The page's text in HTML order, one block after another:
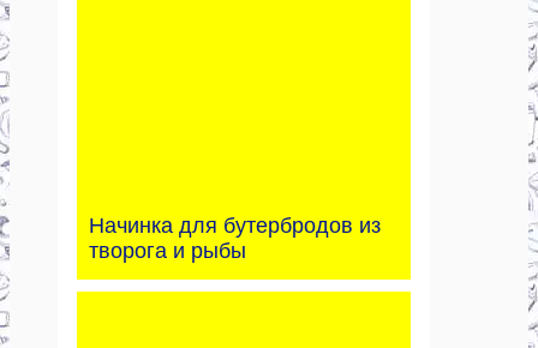
Начинка для бутербродов из
творога и рыбы